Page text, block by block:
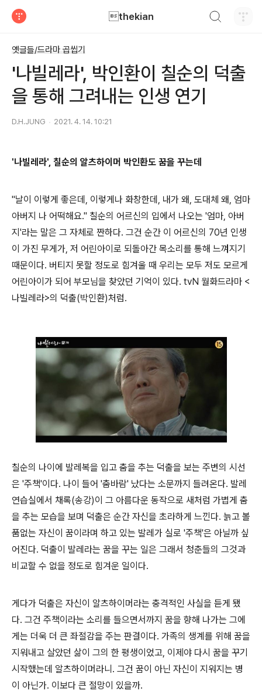
thekian
옛글들/드라마 곱씹기
'나빌레라', 박인환이 칠순의 덕출
을 통해 그려내는 인생 연기
D.H.JUNG 2021. 4. 14. 10:21
'나빌레라', 칠순의 알츠하이머 박인환도 꿈을 꾸는데
"날이 이렇게 좋은데, 이렇게나 화창한데, 내가 왜, 도대체 왜, 엄마
아버지 나 어떡해요." 칠순의 어르신의 입에서 나오는 '엄마, 아버
지'라는 말은 그 자체로 짠하다. 그건 순간 이 어르신의 70년 인생
이 가진 무게가, 저 어린아이로 되돌아간 목소리를 통해 느껴지기
때문이다. 버티지 못할 정도로 힘겨울 때 우리는 모두 저도 모르게
어린아이가 되어 부모님을 찾았던 기억이 있다. tvN 월화드라마 <
나빌레라>의 덕출(박인환)처럼.
칠순의 나이에 발레복을 입고 춤을 추는 덕출을 보는 주변의 시선
은 '주책'이다. 나이 들어 '춤바람' 났다는 소문까지 들려온다. 발레
연습실에서 채록(송강)이 그 아름다운 동작으로 새처럼 가볍게 춤
을 추는 모습을 보며 덕출은 순간 자신을 초라하게 느낀다. 늙고 볼
품없는 자신이 꿈이라며 하고 있는 발레가 실로 '주책'은 아닐까 싶
어진다. 덕출이 발레라는 꿈을 꾸는 일은 그래서 청춘들의 그것과
비교할 수 없을 정도로 힘겨운 일이다.
게다가 덕출은 자신이 알츠하이머라는 충격적인 사실을 듣게 됐
다. 그건 주책이라는 소리를 들으면서까지 꿈을 향해 나가는 그에
게는 더욱 더 큰 좌절감을 주는 판결이다. 가족의 생계를 위해 꿈을
지워내고 살았던 삶이 그의 한 평생이었고, 이제야 다시 꿈을 꾸기
시작했는데 알츠하이머라니. 그건 꿈이 아닌 자신이 지워지는 병
이 아닌가. 이보다 큰 절망이 있을까.